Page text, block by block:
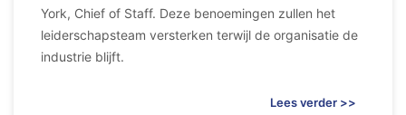
York, Chief of Staff. Deze benoemingen zullen het
leiderschapsteam versterken terwijl de organisatie de
industrie blijft.
Lees verder >>